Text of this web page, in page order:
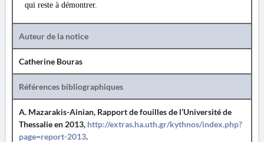
qui reste à démontrer.
Auteur de la notice
Catherine Bouras
Références bibliographiques
A. Mazarakis-Ainian, Rapport de fouilles de l’Université de
Thessalie en 2013, http://extras.ha.uth.gr/kythnos/index.php?
page=report-2013.